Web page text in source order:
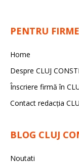
PENTRU
Home
Despre CLUJ
Înscriere firmă în
Contact redacția
BLOG CLUJ
Noutati